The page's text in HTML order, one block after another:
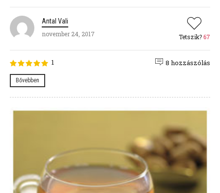
Antal Vali
november 24, 2017
Tetszik?67
1
Bővebben
8 hozzászólás